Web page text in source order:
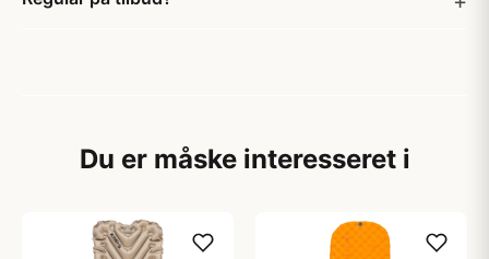
Du er måske interesseret i